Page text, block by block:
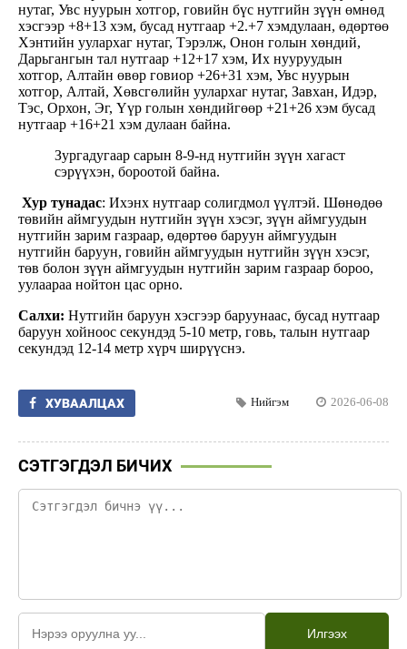
нутаг, Увс нуурын хотгор, говийн бүс нутгийн зүүн өмнөд
хэсгээр +8+13 хэм, бусад нутгаар +2.+7 хэмдулаан, өдөртөө
Хэнтийн уулархаг нутаг, Тэрэлж, Онон голын хөндий,
Дарьгангын тал нутгаар +12+17 хэм, Их нууруудын
хотгор, Алтайн өвөр говиор +26+31 хэм, Увс нуурын
хотгор, Алтай, Хөвсгөлийн уулархаг нутаг, Завхан, Идэр,
Тэс, Орхон, Эг, Үүр голын хөндийгөөр +21+26 хэм бусад
нутгаар +16+21 хэм дулаан байна.
Зургадугаар сарын 8-9-нд нутгийн зүүн хагаст
сэрүүхэн, бороотой байна.
Хур тунадас: Ихэнх нутгаар солигдмол үүлтэй. Шөнөдөө
төвийн аймгуудын нутгийн зүүн хэсэг, зүүн аймгуудын
нутгийн зарим газраар, өдөртөө баруун аймгуудын
нутгийн баруун, говийн аймгуудын нутгийн зүүн хэсэг,
төв болон зүүн аймгуудын нутгийн зарим газраар бороо,
уулаараа нойтон цас орно.
Салхи: Нутгийн баруун хэсгээр баруунаас, бусад нутгаар
баруун хойноос секундэд 5-10 метр, говь, талын нутгаар
секундэд 12-14 метр хүрч ширүүснэ.
ХУВААЛЦАХ Нийгэм 2026-06-08
СЭТГЭГДЭЛ БИЧИХ
Илгээх